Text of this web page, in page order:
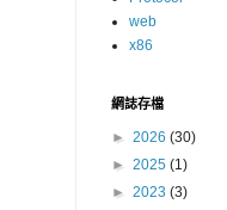
web
x86
網誌存檔
► 2026 (30)
► 2025 (1)
► 2023 (3)